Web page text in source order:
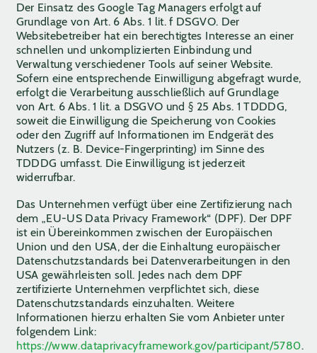
Der Einsatz des Google Tag Managers erfolgt auf
Grundlage von Art. 6 Abs. 1 lit. f DSGVO. Der
Websitebetreiber hat ein berechtigtes Interesse an einer
schnellen und unkomplizierten Einbindung und
Verwaltung verschiedener Tools auf seiner Website.
Sofern eine entsprechende Einwilligung abgefragt wurde,
erfolgt die Verarbeitung ausschließlich auf Grundlage
von Art. 6 Abs. 1 lit. a DSGVO und § 25 Abs. 1 TDDDG,
soweit die Einwilligung die Speicherung von Cookies
oder den Zugriff auf Informationen im Endgerät des
Nutzers (z. B. Device-Fingerprinting) im Sinne des
TDDDG umfasst. Die Einwilligung ist jederzeit
widerrufbar.
Das Unternehmen verfügt über eine Zertifizierung nach
dem „EU-US Data Privacy Framework“ (DPF). Der DPF
ist ein Übereinkommen zwischen der Europäischen
Union und den USA, der die Einhaltung europäischer
Datenschutzstandards bei Datenverarbeitungen in den
USA gewährleisten soll. Jedes nach dem DPF
zertifizierte Unternehmen verpflichtet sich, diese
Datenschutzstandards einzuhalten. Weitere
Informationen hierzu erhalten Sie vom Anbieter unter
folgendem Link:
https://www.dataprivacyframework.gov/participant/5780.